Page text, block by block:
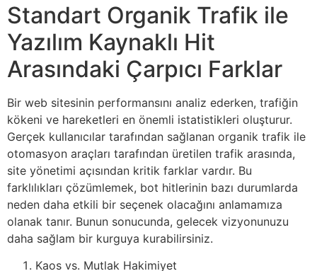
Standart Organik Trafik ile
Yazılım Kaynaklı Hit
Arasındaki Çarpıcı Farklar
Bir web sitesinin performansını analiz ederken, trafiğin
kökeni ve hareketleri en önemli istatistikleri oluşturur.
Gerçek kullanıcılar tarafından sağlanan organik trafik ile
otomasyon araçları tarafından üretilen trafik arasında,
site yönetimi açısından kritik farklar vardır. Bu
farklılıkları çözümlemek, bot hitlerinin bazı durumlarda
neden daha etkili bir seçenek olacağını anlamamıza
olanak tanır. Bunun sonucunda, gelecek vizyonunuzu
daha sağlam bir kurguya kurabilirsiniz.
Kaos vs. Mutlak Hakimiyet